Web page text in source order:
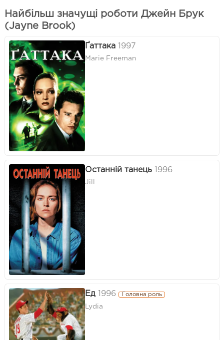
Найбільш значущі роботи Джейн Брук
(Jayne Brook)
Ґаттака 1997
Marie Freeman
Останній танець 1996
Jill
Ед 1996 Головна роль
Lydia